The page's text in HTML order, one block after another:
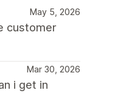
May 5, 2026
customer
Mar 30, 2026
i get in